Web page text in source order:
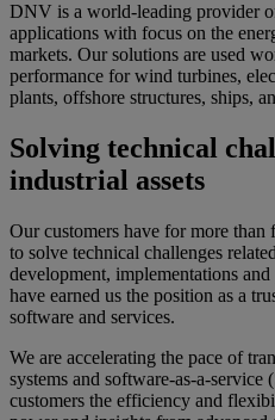
DNV is a world-leading provider
applications with focus on the
markets. Our solutions are used
performance for wind turbines,
plants, offshore structures, ships,
Solving technical
industrial assets
Our customers have for more
to solve technical challenges
development, implementations
have earned us the position as a
software and services.
We are accelerating the pace of
systems and software-as-a-service
customers the efficiency and